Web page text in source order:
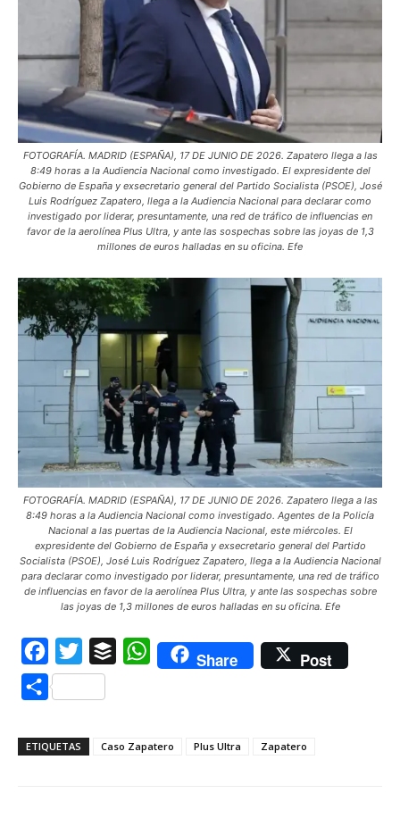
FOTOGRAFÍA. MADRID (ESPAÑA), 17 DE JUNIO DE 2026. Zapatero llega a las
8:49 horas a la Audiencia Nacional como investigado. El expresidente del
Gobierno de España y exsecretario general del Partido Socialista (PSOE), José
Luis Rodríguez Zapatero, llega a la Audiencia Nacional para declarar como
investigado por liderar, presuntamente, una red de tráfico de influencias en
favor de la aerolínea Plus Ultra, y ante las sospechas sobre las joyas de 1,3
millones de euros halladas en su oficina. Efe
FOTOGRAFÍA. MADRID (ESPAÑA), 17 DE JUNIO DE 2026. Zapatero llega a las
8:49 horas a la Audiencia Nacional como investigado. Agentes de la Policía
Nacional a las puertas de la Audiencia Nacional, este miércoles. El
expresidente del Gobierno de España y exsecretario general del Partido
Socialista (PSOE), José Luis Rodríguez Zapatero, llega a la Audiencia Nacional
para declarar como investigado por liderar, presuntamente, una red de tráfico
de influencias en favor de la aerolínea Plus Ultra, y ante las sospechas sobre
las joyas de 1,3 millones de euros halladas en su oficina. Efe
Facebook
Twitter Buffer WhatsAppShare Post
Compartir
ETIQUETAS Caso Zapatero Plus Ultra Zapatero